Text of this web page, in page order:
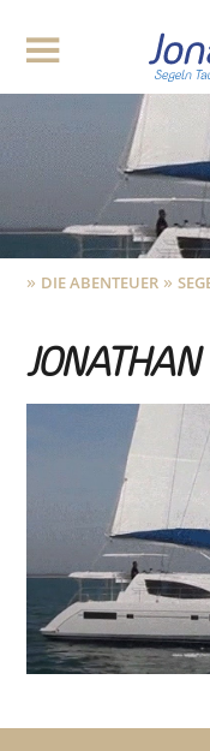
» DIE ABENTEUER »